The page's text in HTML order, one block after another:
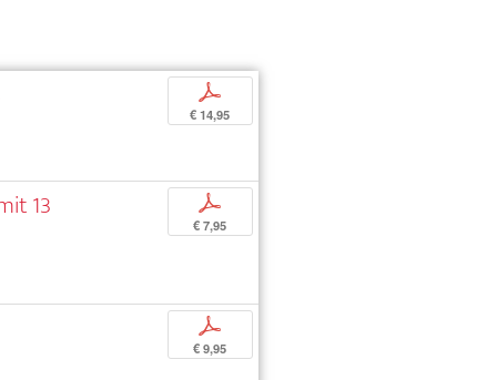
p
€ 14,95
13 p
€ 7,95
p
€ 9,95